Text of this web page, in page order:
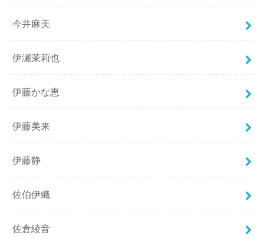
今井麻美
伊瀬茉莉也
伊藤かな恵
伊藤美来
伊藤静
佐伯伊織
佐倉綾音